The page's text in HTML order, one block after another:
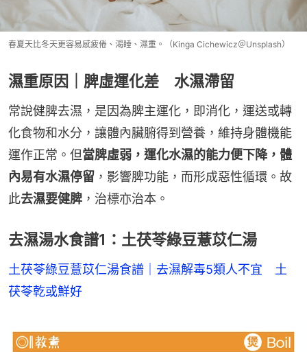
春夏天比冬天更容易感疲倦、渴睡、濕重。（Kinga Cichewicz＠Unsplash）
濕重原因｜脾虛運化差 水濕滯留
常說健脾去濕，是因為脾主運化，即消化，運送或轉
化食物和水分，讓體內臟腑得到營養，維持身體機能
運作正常。但當脾虛弱，運化水濕的能力便下降，體
內易有水濕停留 ，影響脾功能，而形成惡性循環。故
此去濕要健脾 ，治標亦治本。
去濕湯水食譜1：土茯苓綠豆薏苡仁湯
土茯苓綠豆薏苡仁湯食譜｜去濕解毒5類人不宜　土
茯苓乾或鮮好